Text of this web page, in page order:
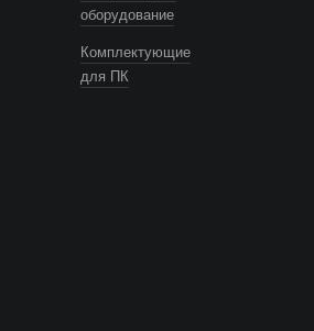
оборудование
Комплектующие
для ПК